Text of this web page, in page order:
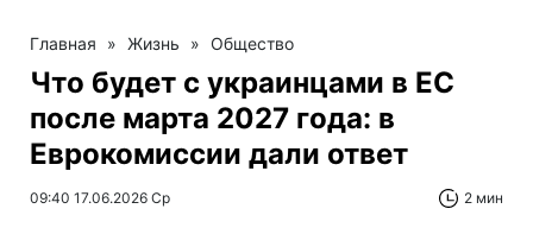
Главная » Жизнь » Общество
Что будет с украинцами в ЕС
после марта 2027 года: в
Еврокомиссии дали ответ
09:40 17.06.2026 Ср 2 мин